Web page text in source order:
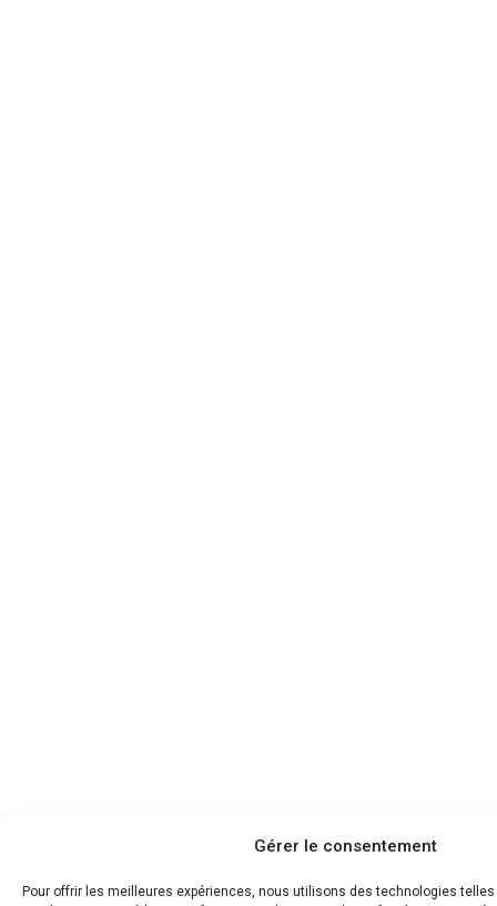
Gérer le consentement
Pour offrir les meilleures expériences, nous utilisons des technologies